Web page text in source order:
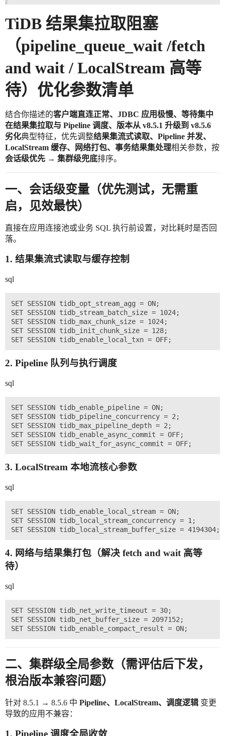
TiDB 结果集拉取阻塞
（pipeline_queue_wait /fetch
and wait / LocalStream 高等
待）优化参数清单
结合你描述的客户端直连正常、JDBC 应用极慢、等待集中
在结果集拉取与 Pipeline 调度、版本从 v8.5.1 升级到 v8.5.6
劣化典型特征，优先调整结果集流式读取、Pipeline 并发、
LocalStream 缓存、网络打包、事务结果集处理相关参数，按
会话级优先 → 集群级兜底排序。
一、会话级变量（优先测试，无需重
启，见效最快）
直接在应用连接池或业务 SQL 执行前设置，对比耗时是否回
落。
1. 结果集流式读取与缓存控制
sql
SET SESSION tidb_opt_stream_agg = ON;                --
SET SESSION tidb_stream_batch_size = 1024;           --
SET SESSION tidb_max_chunk_size = 1024;             --
SET SESSION tidb_init_chunk_size = 128;
2. Pipeline 队列与执行调度
sql
SET SESSION tidb_enable_pipeline = ON;              --
SET SESSION tidb_pipeline_concurrency = 2;          --
SET SESSION tidb_max_pipeline_depth = 2;            --
SET SESSION tidb_enable_async_commit = OFF;         --
3. LocalStream 本地流核心参数
sql
SET SESSION tidb_enable_local_stream = ON;           --
SET SESSION tidb_local_stream_concurrency = 1;
4. 网络与结果集打包（解决 fetch and wait 高等
待）
sql
SET SESSION tidb_net_write_timeout = 30;
SET SESSION tidb_net_buffer_size = 2097152;         --
二、集群级全局参数（需评估后下发，
根治版本兼容问题）
针对 8.5.1 → 8.5.6 中 Pipeline、LocalStream、调度逻辑 变更
导致的应用不兼容：